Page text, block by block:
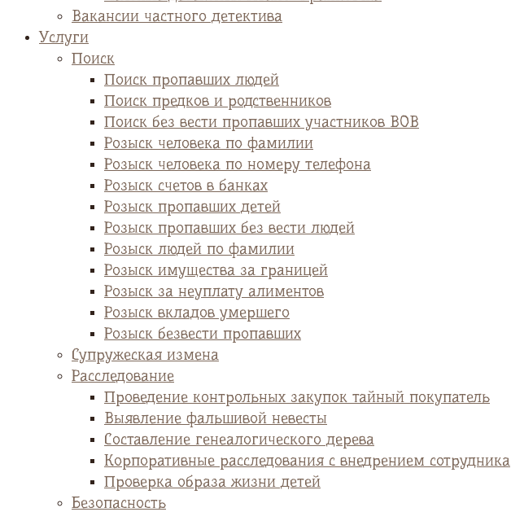
Вакансии частного детектива
Услуги
Поиск
Поиск пропавших людей
Поиск предков и родственников
Поиск без вести пропавших участников ВОВ
Розыск человека по фамилии
Розыск человека по номеру телефона
Розыск счетов в банках
Розыск пропавших детей
Розыск пропавших без вести людей
Розыск людей по фамилии
Розыск имущества за границей
Розыск за неуплату алиментов
Розыск вкладов умершего
Розыск безвести пропавших
Супружеская измена
Расследование
Проведение контрольных закупок тайный покупатель
Выявление фальшивой невесты
Cоставление генеалогического дерева
Корпоративные расследования с внедрением сотрудника
Проверка образа жизни детей
Безопасность